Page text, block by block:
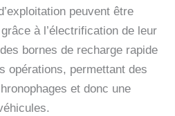
peuvent être
à l’électrification de leur
bornes de recharge rapide
opérations, permettant des
et donc une